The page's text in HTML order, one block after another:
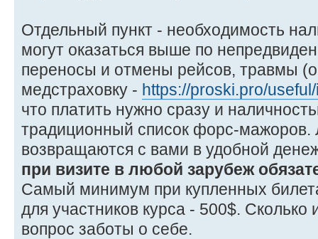
Отдельный пункт - необходимость
могут оказаться выше по
переносы и отмены рейсов, травмы
медстраховку - https://proski.pro/
что платить нужно сразу и
традиционный список форс-мажоров.
возвращаются с вами в удобной
при визите в любой зарубеж
Самый минимум при купленных
для участников курса - 500$. Сколько
вопрос заботы о себе.